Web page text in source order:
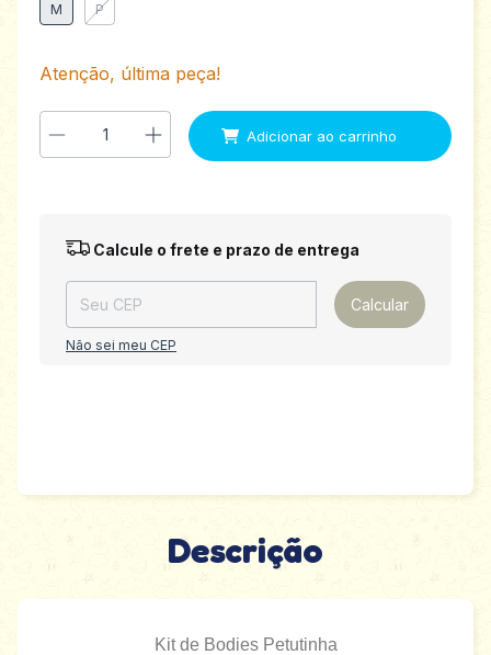
M P
Atenção, última peça!
Entregas para o CEP: Alterar CEP
Calcule o frete e prazo de entrega
Calcular
Não sei meu CEP
Descrição
Kit de Bodies Petutinha